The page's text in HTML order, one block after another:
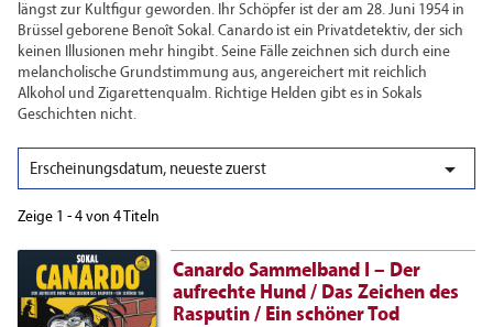
längst zur Kultfigur geworden. Ihr Schöpfer ist der am 28. Juni 1954 in
Brüssel geborene Benoît Sokal. Canardo ist ein Privatdetektiv, der sich
keinen Illusionen mehr hingibt. Seine Fälle zeichnen sich durch eine
melancholische Grundstimmung aus, angereichert mit reichlich
Alkohol und Zigarettenqualm. Richtige Helden gibt es in Sokals
Geschichten nicht.
Erscheinungsdatum, neueste zuerst 
Zeige 1 - 4 von 4 Titeln
Canardo Sammelband I – Der
aufrechte Hund / Das Zeichen des
Rasputin / Ein schöner Tod